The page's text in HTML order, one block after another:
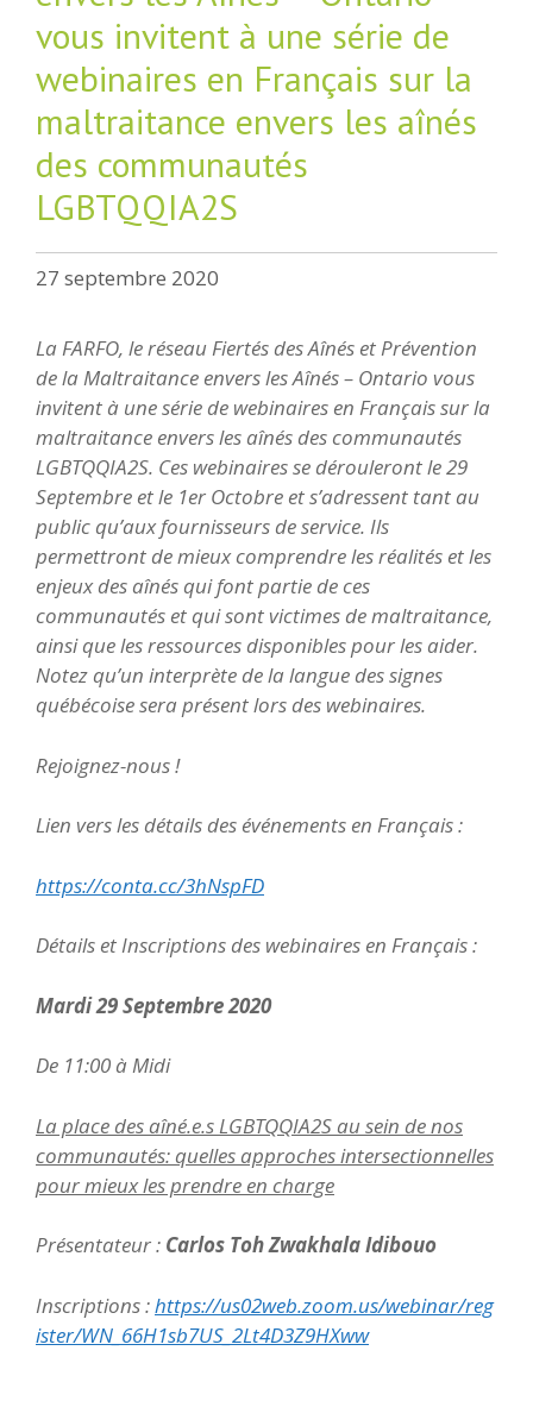
vous invitent à une série de
webinaires en Français sur la
maltraitance envers les aînés
des communautés
LGBTQQIA2S
27 septembre 2020
La FARFO, le réseau Fiertés des Aînés et Prévention
de la Maltraitance envers les Aînés – Ontario vous
invitent à une série de webinaires en Français sur la
maltraitance envers les aînés des communautés
LGBTQQIA2S. Ces webinaires se dérouleront le 29
Septembre et le 1er Octobre et s’adressent tant au
public qu’aux fournisseurs de service. Ils
permettront de mieux comprendre les réalités et les
enjeux des aînés qui font partie de ces
communautés et qui sont victimes de maltraitance,
ainsi que les ressources disponibles pour les aider.
Notez qu’un interprète de la langue des signes
québécoise sera présent lors des webinaires.
Rejoignez-nous !
Lien vers les détails des événements en Français :
https://conta.cc/3hNspFD
Détails et Inscriptions des webinaires en Français :
Mardi 29 Septembre 2020
De 11:00 à Midi
La place des aîné.e.s LGBTQQIA2S au sein de nos
communautés: quelles approches intersectionnelles
pour mieux les prendre en charge
Présentateur : Carlos Toh Zwakhala Idibouo
Inscriptions :https://us02web.zoom.us/webinar/reg
ister/WN_66H1sb7US_2Lt4D3Z9HXww